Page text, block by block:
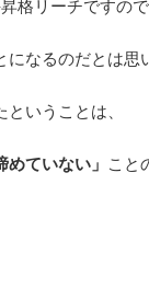
格リーチですので
なるのだとは思
いうことは、
めていない」 こと